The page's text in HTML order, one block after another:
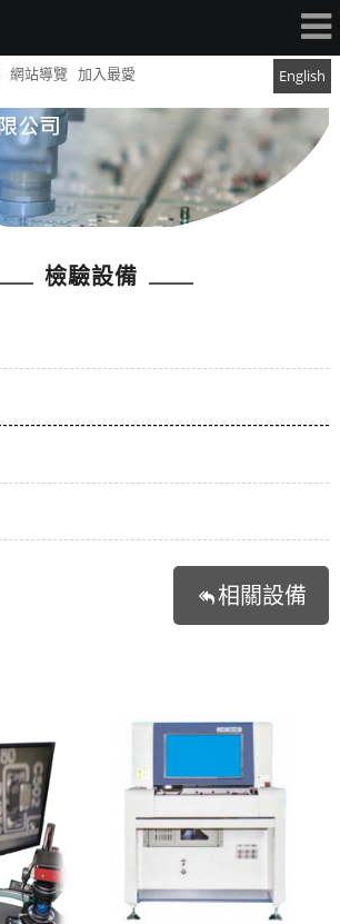
網站導覽 English
加入最愛
檢驗設備
相關設備